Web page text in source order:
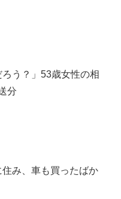
ろう？」53歳女性の相
分
み、車も買ったばか